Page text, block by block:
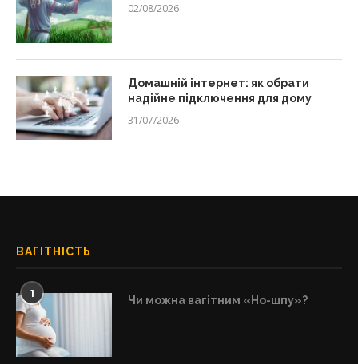
02/08/2026
Домашній інтернет: як обрати
надійне підключення для дому
31/07/2026
ВАГІТНІСТЬ
1 Чи можна вагітним «Но-шпу»?